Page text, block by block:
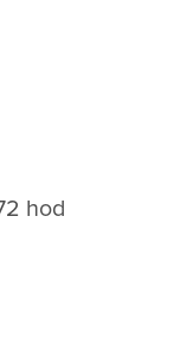
hod